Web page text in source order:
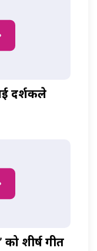
दर्शकले
को शीर्ष गीत